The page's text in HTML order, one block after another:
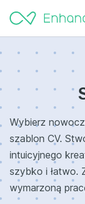
Wybierz
szablon CV.
intuicyjnego
szybko i łatwo.
wymarzoną